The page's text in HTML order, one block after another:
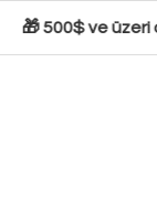
🎁 500$ ve üzeri